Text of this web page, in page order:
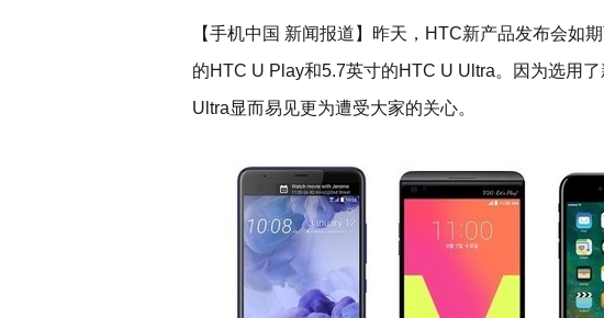
【手机中国 新闻报道】昨天，HTC新产品发布会如
的HTC U Play和5.7英寸的HTC U Ultra。因为选用
Ultra显而易见更为遭受大家的关心。